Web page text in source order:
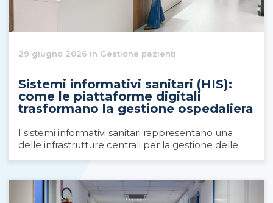
29 giugno 2026 in Gestione pazienti
Sistemi informativi sanitari (HIS):
come le piattaforme digitali
trasformano la gestione ospedaliera
I sistemi informativi sanitari rappresentano una
delle infrastrutture centrali per la gestione delle...